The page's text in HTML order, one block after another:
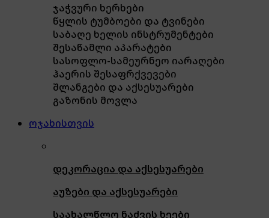
ჯაჭვური ხერხები
წყლის ტუმბოები და ტვინები
საბაღე ხელის ინსტრუმენტები
შესაწამლი აპარატები
სასოფლო-სამეურნეო იარაღები
ჰაერის შესაფრქვევები
შლანგები და აქსესუარები
გაზონის მოვლა
ოჯახისთვის
დეკორაცია და აქსესუარები
აუზები და აქსესუარები
საახალწლო ნაძვის ხეები